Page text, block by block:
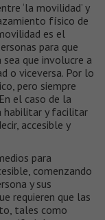
‘la movilidad’ y
físico de
es el
para que
que involucre a
o viceversa. Por lo
pero siempre
el caso de la
habilitar y facilitar
accesible y
para
comenzando
y sus
requieren que las
tales como